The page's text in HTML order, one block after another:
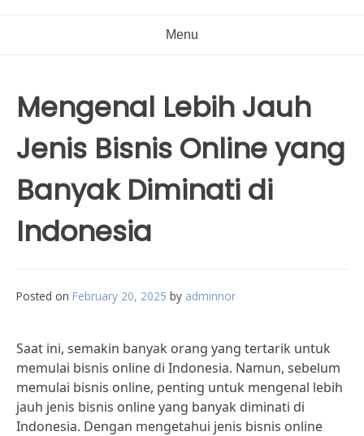
Menu
Mengenal Lebih Jauh
Jenis Bisnis Online yang
Banyak Diminati di
Indonesia
Posted on February 20, 2025 by adminnor
Saat ini, semakin banyak orang yang tertarik untuk
memulai bisnis online di Indonesia. Namun, sebelum
memulai bisnis online, penting untuk mengenal lebih
jauh jenis bisnis online yang banyak diminati di
Indonesia. Dengan mengetahui jenis bisnis online